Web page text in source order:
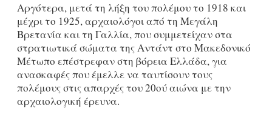
Αργότερα, μετά τη λήξη του πολέμου το 1918 και
μέχρι το 1925, αρχαιολόγοι από τη Μεγάλη
Βρετανία και τη Γαλλία, που συμμετείχαν στα
στρατιωτικά σώματα της Αντάντ στο Μακεδονικό
Μέτωπο επέστρεφαν στη βόρεια Ελλάδα, για
ανασκαφές που έμελλε να ταυτίσουν τους
πολέμους στις απαρχές του 20ού αιώνα με την
αρχαιολογική έρευνα.